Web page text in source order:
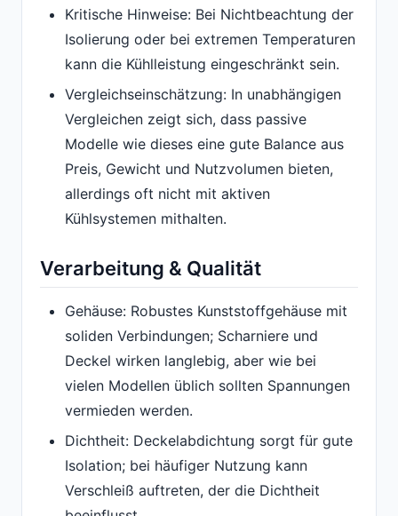
Kritische Hinweise: Bei Nichtbeachtung der
Isolierung oder bei extremen Temperaturen
kann die Kühlleistung eingeschränkt sein.
Vergleichseinschätzung: In unabhängigen
Vergleichen zeigt sich, dass passive
Modelle wie dieses eine gute Balance aus
Preis, Gewicht und Nutzvolumen bieten,
allerdings oft nicht mit aktiven
Kühlsystemen mithalten.
Verarbeitung & Qualität
Gehäuse: Robustes Kunststoffgehäuse mit
soliden Verbindungen; Scharniere und
Deckel wirken langlebig, aber wie bei
vielen Modellen üblich sollten Spannungen
vermieden werden.
Dichtheit: Deckelabdichtung sorgt für gute
Isolation; bei häufiger Nutzung kann
Verschleiß auftreten, der die Dichtheit